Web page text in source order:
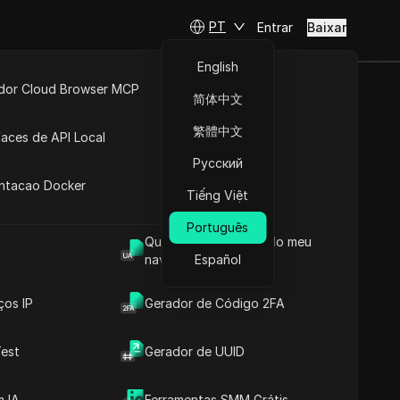
Qual é o User Agent do meu
navegador
IP Gerador de Código 2FA
Gerador de UUID
Cloud Browser MCP
de API Local
Docker
PT
English
简体中文
繁體中文
Русский
Tiếng Việt
Português
Español
Entrar Baixar